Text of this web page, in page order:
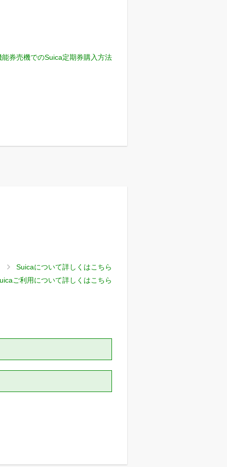
能券売機でのSuica定期券購入方法
Suicaについて詳しくはこちら
ご利用について詳しくはこちら